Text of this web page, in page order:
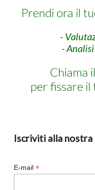
Prendi ora il
-
-
Chiama il
per fissare
Iscriviti alla
E-mail *